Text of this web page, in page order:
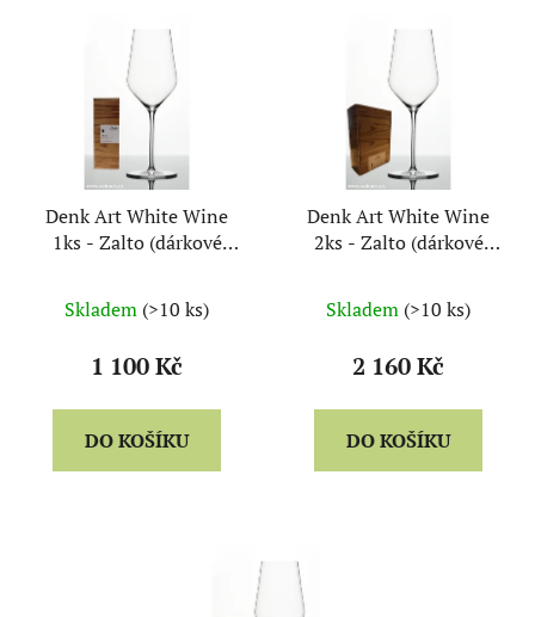
Denk Art White Wine
1ks - Zalto (dárkové
Skladem (>10 ks)
1 100 Kč
DO KOŠÍKU
Denk Art White Wine
2ks - Zalto (dárkové
Skladem (>10 ks)
2 160 Kč
DO KOŠÍKU